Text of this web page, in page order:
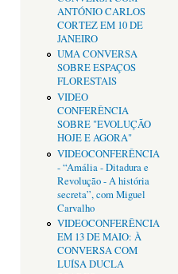
ANTÓNIO CARLOS
CORTEZ EM 10 DE
JANEIRO
UMA CONVERSA
SOBRE ESPAÇOS
FLORESTAIS
VIDEO
CONFERÊNCIA
SOBRE "EVOLUÇÃO
HOJE E AGORA"
VIDEOCONFERÊNCIA
- “Amália - Ditadura e
Revolução - A história
secreta”, com Miguel
Carvalho
VIDEOCONFERÊNCIA
EM 13 DE MAIO: À
CONVERSA COM
LUÍSA DUCLA